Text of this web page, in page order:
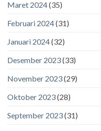
Maret 2024(35)
Februari 2024(31)
Januari 2024(32)
Desember 2023(33)
November 2023(29)
Oktober 2023(28)
September 2023(31)